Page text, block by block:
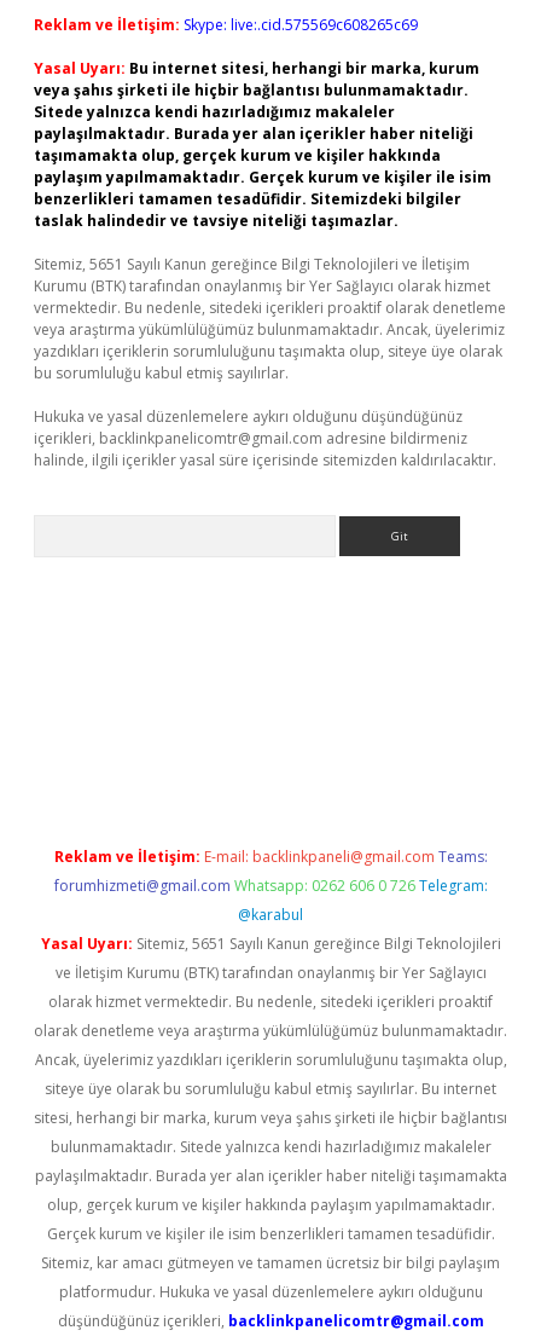
Reklam ve İletişim: Skype: live:.cid.575569c608265c69
Yasal Uyarı: Bu internet sitesi, herhangi bir marka, kurum
veya şahıs şirketi ile hiçbir bağlantısı bulunmamaktadır.
Sitede yalnızca kendi hazırladığımız makaleler
paylaşılmaktadır. Burada yer alan içerikler haber niteliği
taşımamakta olup, gerçek kurum ve kişiler hakkında
paylaşım yapılmamaktadır. Gerçek kurum ve kişiler ile isim
benzerlikleri tamamen tesadüfidir. Sitemizdeki bilgiler
taslak halindedir ve tavsiye niteliği taşımazlar.
Sitemiz, 5651 Sayılı Kanun gereğince Bilgi Teknolojileri ve İletişim
Kurumu (BTK) tarafından onaylanmış bir Yer Sağlayıcı olarak hizmet
vermektedir. Bu nedenle, sitedeki içerikleri proaktif olarak denetleme
veya araştırma yükümlülüğümüz bulunmamaktadır. Ancak, üyelerimiz
yazdıkları içeriklerin sorumluluğunu taşımakta olup, siteye üye olarak
bu sorumluluğu kabul etmiş sayılırlar.
Hukuka ve yasal düzenlemelere aykırı olduğunu düşündüğünüz
içerikleri, backlinkpanelicomtr@gmail.com adresine bildirmeniz
halinde, ilgili içerikler yasal süre içerisinde sitemizden kaldırılacaktır.
Reklam ve İletişim: E-mail: backlinkpaneli@gmail.com Teams:
forumhizmeti@gmail.com Whatsapp: 0262 606 0 726 Telegram:
@karabul
Yasal Uyarı: Sitemiz, 5651 Sayılı Kanun gereğince Bilgi Teknolojileri
ve İletişim Kurumu (BTK) tarafından onaylanmış bir Yer Sağlayıcı
olarak hizmet vermektedir. Bu nedenle, sitedeki içerikleri proaktif
olarak denetleme veya araştırma yükümlülüğümüz bulunmamaktadır.
Ancak, üyelerimiz yazdıkları içeriklerin sorumluluğunu taşımakta olup,
siteye üye olarak bu sorumluluğu kabul etmiş sayılırlar. Bu internet
sitesi, herhangi bir marka, kurum veya şahıs şirketi ile hiçbir bağlantısı
bulunmamaktadır. Sitede yalnızca kendi hazırladığımız makaleler
paylaşılmaktadır. Burada yer alan içerikler haber niteliği taşımamakta
olup, gerçek kurum ve kişiler hakkında paylaşım yapılmamaktadır.
Gerçek kurum ve kişiler ile isim benzerlikleri tamamen tesadüfidir.
Sitemiz, kar amacı gütmeyen ve tamamen ücretsiz bir bilgi paylaşım
platformudur. Hukuka ve yasal düzenlemelere aykırı olduğunu
düşündüğünüz içerikleri, backlinkpanelicomtr@gmail.com